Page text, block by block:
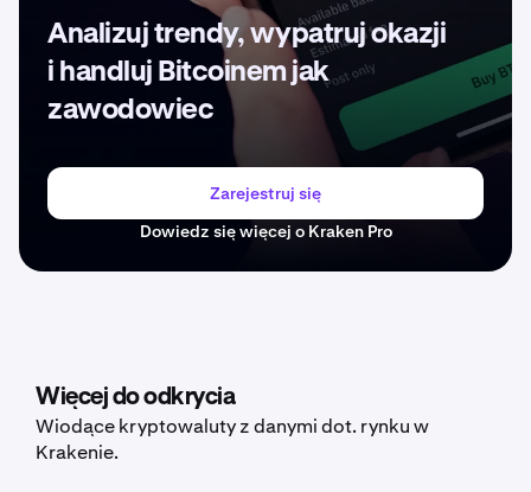
Analizuj trendy, wypatruj okazji
i handluj Bitcoinem jak
zawodowiec
Zarejestruj się
Dowiedz się więcej o Kraken Pro
Więcej do odkrycia
Wiodące kryptowaluty z danymi dot. rynku w
Krakenie.